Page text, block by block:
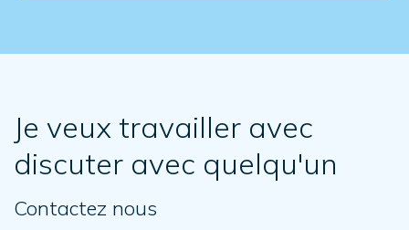
Je veux travailler avec
discuter avec quelqu'un
Contactez nous